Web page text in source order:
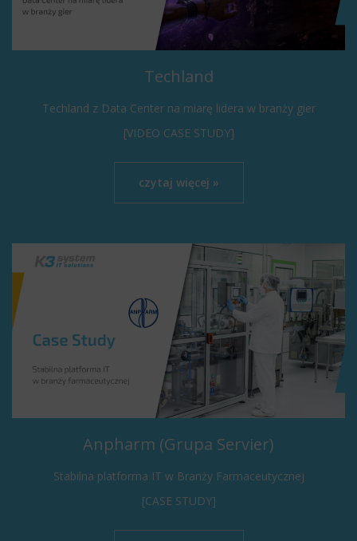
Techland
Techland z Data Center na miarę lidera w branży gier
[VIDEO CASE STUDY]
czytaj więcej »
Anpharm (Grupa Servier)
Stabilna platforma IT w Branży Farmaceutycznej
[CASE STUDY]